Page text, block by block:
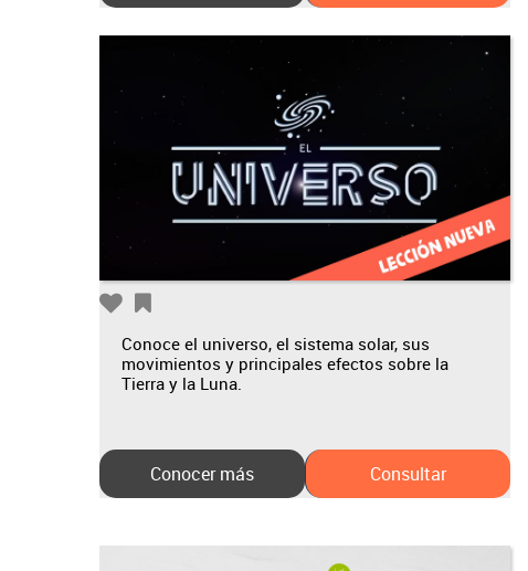
Conoce el universo, el sistema solar, sus
movimientos y principales efectos sobre la
Tierra y la Luna.
Conocer más Consultar